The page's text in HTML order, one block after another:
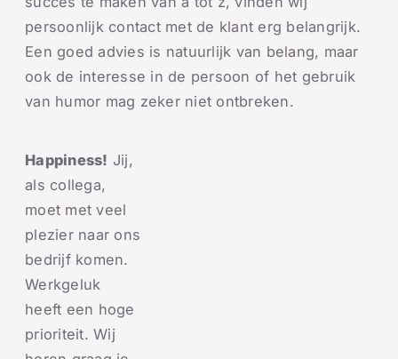
persoonlijk contact met de klant erg belangrijk.
Een goed advies is natuurlijk van belang, maar
ook de interesse in de persoon of het gebruik
van humor mag zeker niet ontbreken.
Happiness! Jij,
als collega,
moet met veel
plezier naar ons
bedrijf komen.
Werkgeluk
heeft een hoge
prioriteit. Wij